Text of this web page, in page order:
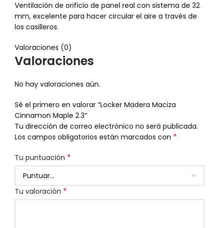
Ventilación de orificio de panel real con sistema de 32
mm, excelente para hacer circular el aire a través de
los casilleros.
Valoraciones (0)
Valoraciones
No hay valoraciones aún.
Sé el primero en valorar “Locker Madera Maciza
Cinnamon Maple 2.3”
Tu dirección de correo electrónico no será publicada.
Los campos obligatorios están marcados con *
Tu puntuación *
Tu valoración *